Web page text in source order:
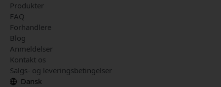
Produkter
FAQ
Forhandlere
Blog
Anmeldelser
Kontakt os
Salgs- og leveringsbetingelser
Dansk